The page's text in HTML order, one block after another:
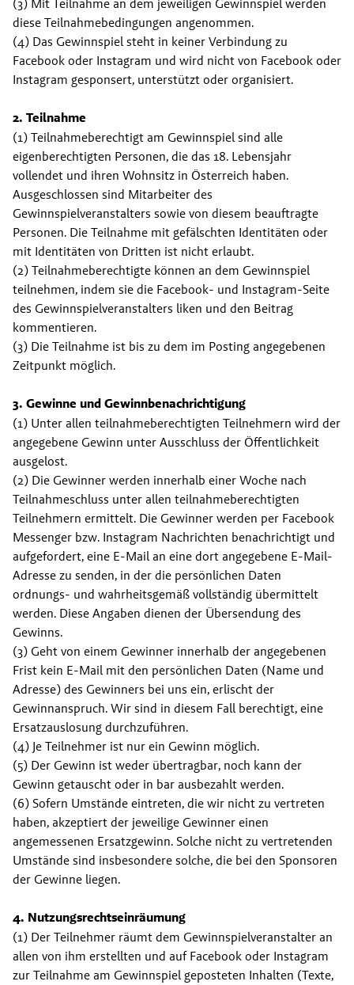
(3) Mit Teilnahme an dem jeweiligen Gewinnspiel werden
diese Teilnahmebedingungen angenommen.
(4) Das Gewinnspiel steht in keiner Verbindung zu
Facebook oder Instagram und wird nicht von Facebook oder
Instagram gesponsert, unterstützt oder organisiert.
2. Teilnahme
(1) Teilnahmeberechtigt am Gewinnspiel sind alle
eigenberechtigten Personen, die das 18. Lebensjahr
vollendet und ihren Wohnsitz in Österreich haben.
Ausgeschlossen sind Mitarbeiter des
Gewinnspielveranstalters sowie von diesem beauftragte
Personen. Die Teilnahme mit gefälschten Identitäten oder
mit Identitäten von Dritten ist nicht erlaubt.
(2) Teilnahmeberechtigte können an dem Gewinnspiel
teilnehmen, indem sie die Facebook- und Instagram-Seite
des Gewinnspielveranstalters liken und den Beitrag
kommentieren.
(3) Die Teilnahme ist bis zu dem im Posting angegebenen
Zeitpunkt möglich.
3. Gewinne und Gewinnbenachrichtigung
(1) Unter allen teilnahmeberechtigten Teilnehmern wird der
angegebene Gewinn unter Ausschluss der Öffentlichkeit
ausgelost.
(2) Die Gewinner werden innerhalb einer Woche nach
Teilnahmeschluss unter allen teilnahmeberechtigten
Teilnehmern ermittelt. Die Gewinner werden per Facebook
Messenger bzw. Instagram Nachrichten benachrichtigt und
aufgefordert, eine E-Mail an eine dort angegebene E-Mail-
Adresse zu senden, in der die persönlichen Daten
ordnungs- und wahrheitsgemäß vollständig übermittelt
werden. Diese Angaben dienen der Übersendung des
Gewinns.
(3) Geht von einem Gewinner innerhalb der angegebenen
Frist kein E-Mail mit den persönlichen Daten (Name und
Adresse) des Gewinners bei uns ein, erlischt der
Gewinnanspruch. Wir sind in diesem Fall berechtigt, eine
Ersatzauslosung durchzuführen.
(4) Je Teilnehmer ist nur ein Gewinn möglich.
(5) Der Gewinn ist weder übertragbar, noch kann der
Gewinn getauscht oder in bar ausbezahlt werden.
(6) Sofern Umstände eintreten, die wir nicht zu vertreten
haben, akzeptiert der jeweilige Gewinner einen
angemessenen Ersatzgewinn. Solche nicht zu vertretenden
Umstände sind insbesondere solche, die bei den Sponsoren
der Gewinne liegen.
4. Nutzungsrechtseinräumung
(1) Der Teilnehmer räumt dem Gewinnspielveranstalter an
allen von ihm erstellten und auf Facebook oder Instagram
zur Teilnahme am Gewinnspiel geposteten Inhalten (Texte,